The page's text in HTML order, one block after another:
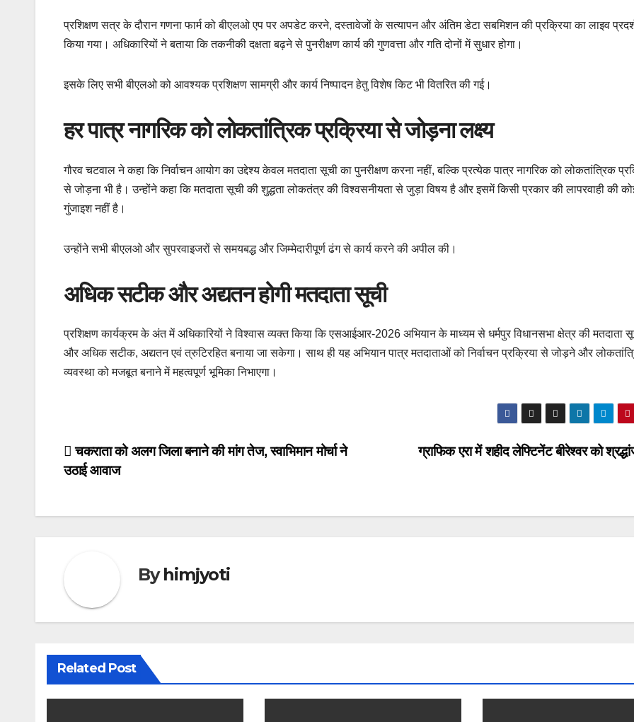
प्रशिक्षण सत्र के दौरान गणना फार्म को बीएलओ एप पर अपडेट करने, दस्तावेजों के सत्यापन और अंतिम डेटा सबमिशन की प्रक्रिया का लाइव
किया गया। अधिकारियों ने बताया कि तकनीकी दक्षता बढ़ने से पुनरीक्षण कार्य की गुणवत्ता और गति दोनों में सुधार होगा।
इसके लिए सभी बीएलओ को आवश्यक प्रशिक्षण सामग्री और कार्य निष्पादन हेतु विशेष किट भी वितरित की गई।
हर पात्र नागरिक को लोकतांत्रिक प्रक्रिया से जोड़ना लक्ष्य
गौरव चटवाल ने कहा कि निर्वाचन आयोग का उद्देश्य केवल मतदाता सूची का पुनरीक्षण करना नहीं, बल्कि प्रत्येक पात्र नागरिक को लोकतांत्रिक
से जोड़ना भी है। उन्होंने कहा कि मतदाता सूची की शुद्धता लोकतंत्र की विश्वसनीयता से जुड़ा विषय है और इसमें किसी प्रकार की लापरवाही की
गुंजाइश नहीं है।
उन्होंने सभी बीएलओ और सुपरवाइजरों से समयबद्ध और जिम्मेदारीपूर्ण ढंग से कार्य करने की अपील की।
अधिक सटीक और अद्यतन होगी मतदाता सूची
प्रशिक्षण कार्यक्रम के अंत में अधिकारियों ने विश्वास व्यक्त किया कि एसआईआर-2026 अभियान के माध्यम से धर्मपुर विधानसभा क्षेत्र की मतदाता
और अधिक सटीक, अद्यतन एवं त्रुटिरहित बनाया जा सकेगा। साथ ही यह अभियान पात्र मतदाताओं को निर्वाचन प्रक्रिया से जोड़ने और
व्यवस्था को मजबूत बनाने में महत्वपूर्ण भूमिका निभाएगा।
Post
navigation
ग्राफिक एरा में शहीद लेफ्टिनेंट बीरेश्वर को
चकराता को अलग जिला बनाने की मांग तेज, स्वाभिमान मोर्चा ने
उठाई आवाज
Byhimjyoti
Related Post